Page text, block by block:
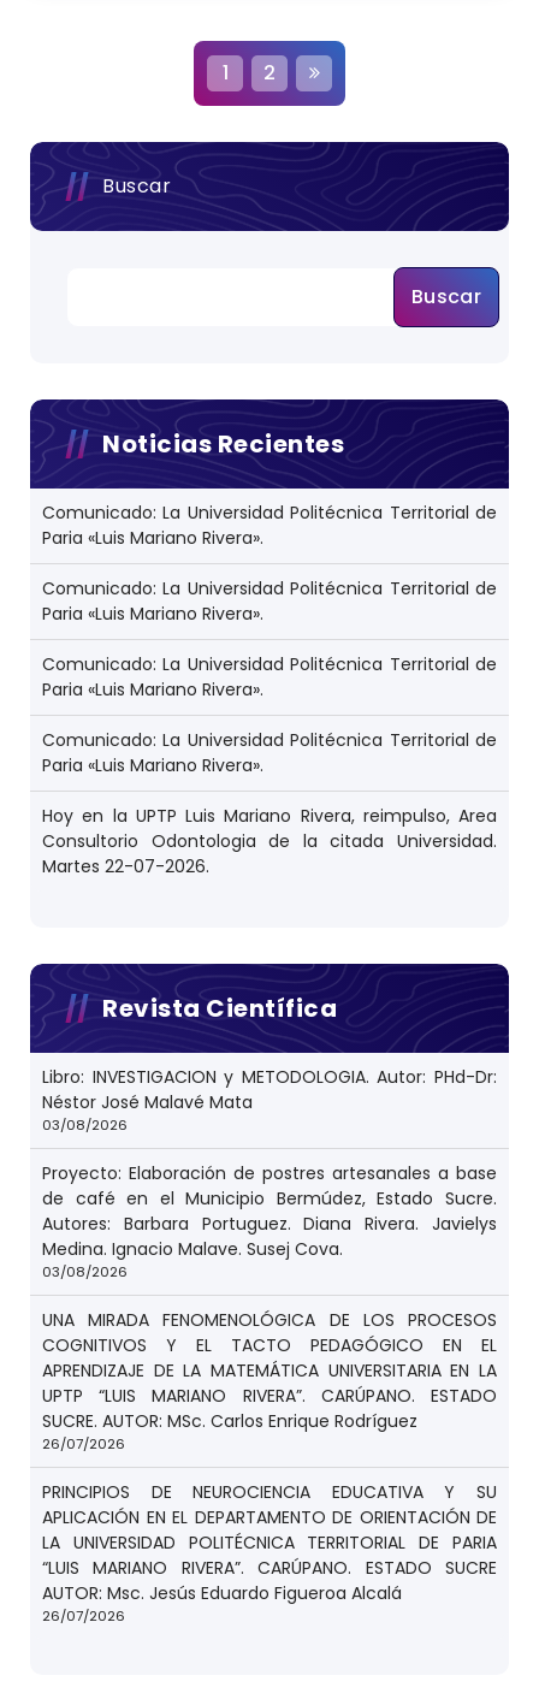
N
a
v
g
i
n
1 2
Buscar
Buscar
Noticias Recientes
Comunicado: La Universidad Politécnica Territorial de
Paria «Luis Mariano Rivera».
Comunicado: La Universidad Politécnica Territorial de
Paria «Luis Mariano Rivera».
Comunicado: La Universidad Politécnica Territorial de
Paria «Luis Mariano Rivera».
Comunicado: La Universidad Politécnica Territorial de
Paria «Luis Mariano Rivera».
Hoy en la UPTP Luis Mariano Rivera, reimpulso, Area
Consultorio Odontologia de la citada Universidad.
Martes 22-07-2026.
Revista Científica
Libro: INVESTIGACION y METODOLOGIA. Autor: PHd-Dr:
Néstor José Malavé Mata
03/08/2026
Proyecto: Elaboración de postres artesanales a base
de café en el Municipio Bermúdez, Estado Sucre.
Autores: Barbara Portuguez. Diana Rivera. Javielys
Medina. Ignacio Malave. Susej Cova.
03/08/2026
UNA MIRADA FENOMENOLÓGICA DE LOS PROCESOS
COGNITIVOS Y EL TACTO PEDAGÓGICO EN EL
APRENDIZAJE DE LA MATEMÁTICA UNIVERSITARIA EN LA
UPTP “LUIS MARIANO RIVERA”. CARÚPANO. ESTADO
SUCRE. AUTOR: MSc. Carlos Enrique Rodríguez
26/07/2026
PRINCIPIOS DE NEUROCIENCIA EDUCATIVA Y SU
APLICACIÓN EN EL DEPARTAMENTO DE ORIENTACIÓN DE
LA UNIVERSIDAD POLITÉCNICA TERRITORIAL DE PARIA
“LUIS MARIANO RIVERA”. CARÚPANO. ESTADO SUCRE
AUTOR: Msc. Jesús Eduardo Figueroa Alcalá
26/07/2026